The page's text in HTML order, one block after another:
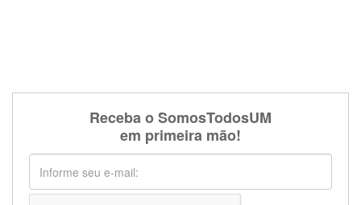
Receba o SomosTodosUM
em primeira mão!